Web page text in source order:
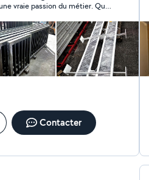
vraie passion du métier. Que
les règles de l’art, avec des
les meilleures solutions
Contacter